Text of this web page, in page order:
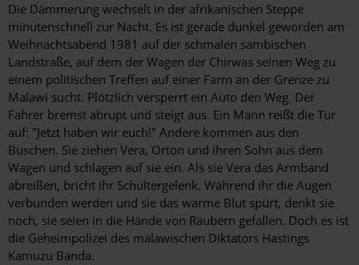
Die Dämmerung wechselt in der afrikanischen Steppe
minutenschnell zur Nacht. Es ist gerade dunkel geworden am
Weihnachtsabend 1981 auf der schmalen sambischen
Landstraße, auf dem der Wagen der Chirwas seinen Weg zu
einem politischen Treffen auf einer Farm an der Grenze zu
Malawi sucht. Plötzlich versperrt ein Auto den Weg. Der
Fahrer bremst abrupt und steigt aus. Ein Mann reißt die Tür
auf: "Jetzt haben wir euch!" Andere kommen aus den
Büschen. Sie ziehen Vera, Orton und ihren Sohn aus dem
Wagen und schlagen auf sie ein. Als sie Vera das Armband
abreißen, bricht ihr Schultergelenk. Während ihr die Augen
verbunden werden und sie das warme Blut spürt, denkt sie
noch, sie seien in die Hände von Räubern gefallen. Doch es ist
die Geheimpolizei des malawischen Diktators Hastings
Kamuzu Banda.